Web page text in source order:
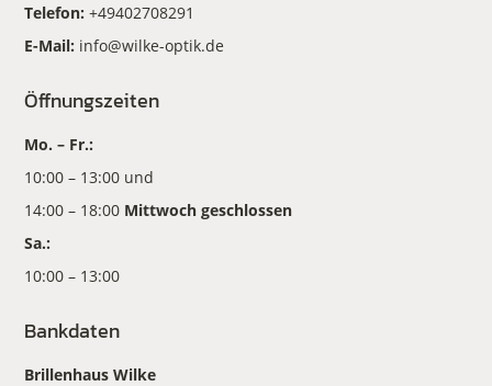
Telefon:+49402708291
E-Mail: info@wilke-optik.de
Öffnungszeiten
Mo. – Fr.:
10:00 – 13:00 und
14:00 – 18:00 Mittwoch geschlossen
Sa.:
10:00 – 13:00
Bankdaten
Brillenhaus Wilke